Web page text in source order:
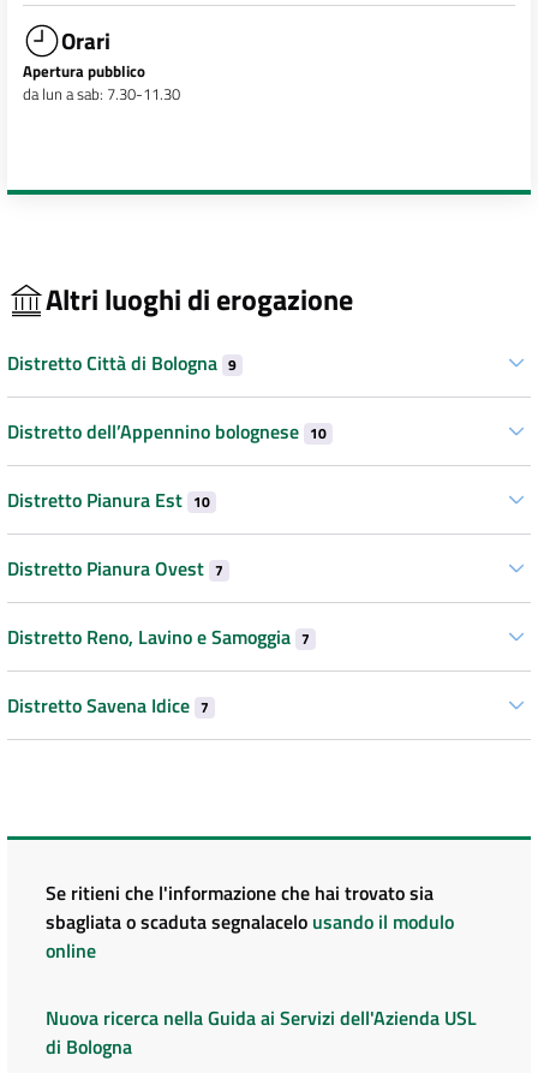
Orari
Apertura pubblico
da lun a sab: 7.30-11.30
Altri luoghi di erogazione
Distretto Città di Bologna 9
Distretto dell’Appennino bolognese 10
Distretto Pianura Est 10
Distretto Pianura Ovest 7
Distretto Reno, Lavino e Samoggia 7
Distretto Savena Idice 7
Se ritieni che l'informazione che hai trovato sia
sbagliata o scaduta segnalacelo usando il modulo
online
Nuova ricerca nella Guida ai Servizi dell'Azienda USL
di Bologna